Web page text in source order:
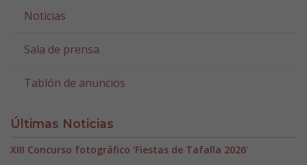
Noticias
Sala de prensa
Tablón de anuncios
Últimas Noticias
XIII Concurso fotográfico ‘Fiestas de Tafalla 2026’